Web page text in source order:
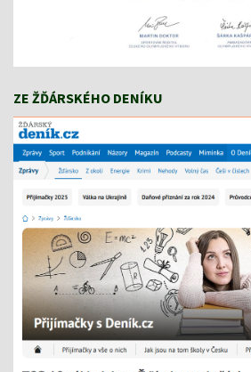
ZE ŽĎÁRSKÉHO DENÍKU